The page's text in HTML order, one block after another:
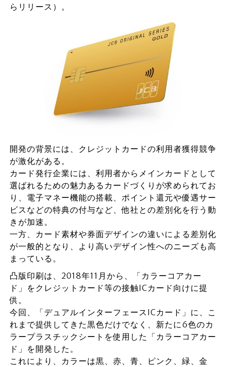
らリリース）。
開発の背景には、クレジットカードの利用者獲得競争
が激化がある。
カード発行企業には、利用者からメインカードとして
選ばれるための魅力あるカードづくりが求められてお
り、電子マネー機能の搭載、ポイント還元や優遇サー
ビスなどの特典の付与など、他社との差別化を行う動
きが加速。
一方、カード素材や券面デザインの違いによる差別化
が一般的となり、より高いデザイン性へのニーズも高
まっている。
凸版印刷は、2018年11月から、「カラーコアカー
ド」をクレジットカード等の接触ICカード向けに提
供。
今回、「デュアルインターフェースICカード」に、こ
れまで提供してきた黒色だけでなく、新たに6色のカ
ラープラスチックシートを使用した「カラーコアカー
ド」を開発した。
これにより、カラーは黒、赤、青、ピンク、緑、金